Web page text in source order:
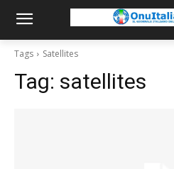
Tags Satellites
Tag: satellites